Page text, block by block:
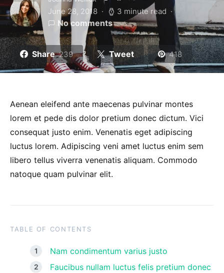
June 28, 2018 3 minute read
No comments
Share 239 Tweet 418
Aenean eleifend ante maecenas pulvinar montes
lorem et pede dis dolor pretium donec dictum. Vici
consequat justo enim. Venenatis eget adipiscing
luctus lorem. Adipiscing veni amet luctus enim sem
libero tellus viverra venenatis aliquam. Commodo
natoque quam pulvinar elit.
TABLE OF CONTENTS
Nam condimentum varius justo
Faucibus nullam luctus felis pretium donec